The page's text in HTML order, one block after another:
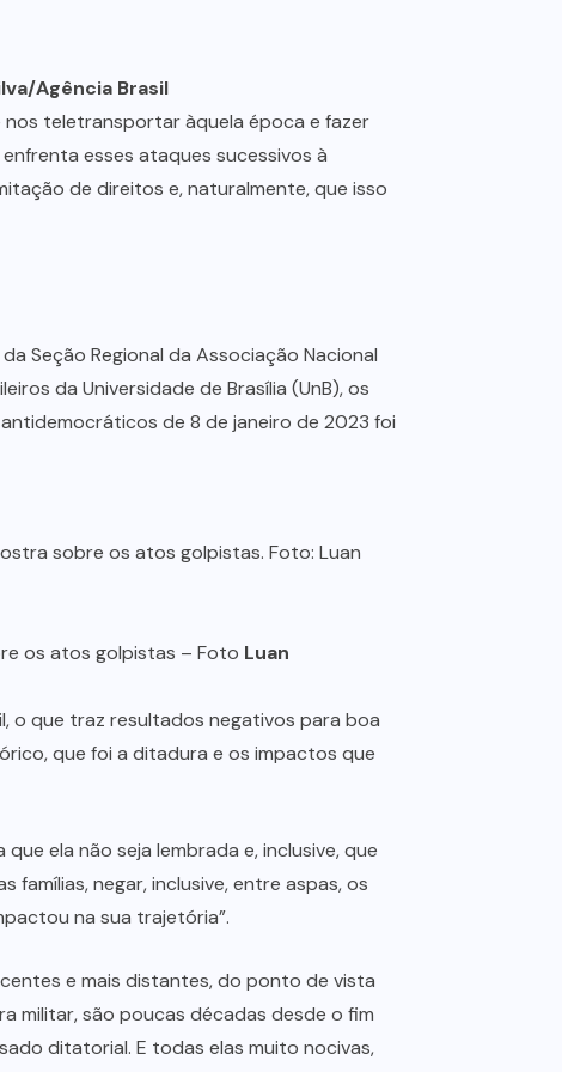
Agência Brasil
nos teletransportar àquela época e fazer
esses ataques sucessivos à
de direitos e, naturalmente, que isso
Seção Regional da Associação Nacional
da Universidade de Brasília (UnB), os
de 8 de janeiro de 2023 foi
os atos golpistas – Foto Luan
o que traz resultados negativos para boa
que foi a ditadura e os impactos que
ela não seja lembrada e, inclusive, que
negar, inclusive, entre aspas, os
na sua trajetória”.
e mais distantes, do ponto de vista
militar, são poucas décadas desde o fim
ditatorial. E todas elas muito nocivas,